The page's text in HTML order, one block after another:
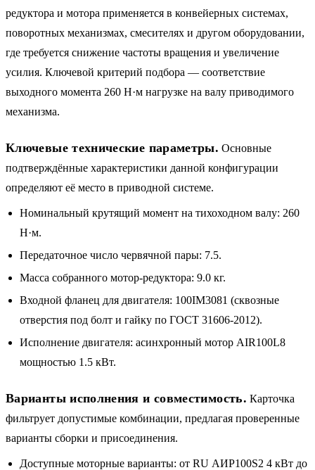
редуктора и мотора применяется в конвейерных системах,
поворотных механизмах, смесителях и другом оборудовании,
где требуется снижение частоты вращения и увеличение
усилия. Ключевой критерий подбора — соответствие
выходного момента 260 Н·м нагрузке на валу приводимого
механизма.
Ключевые технические параметры. Основные
подтверждённые характеристики данной конфигурации
определяют её место в приводной системе.
Номинальный крутящий момент на тихоходном валу: 260
Н·м.
Передаточное число червячной пары: 7.5.
Масса собранного мотор-редуктора: 9.0 кг.
Входной фланец для двигателя: 100IM3081 (сквозные
отверстия под болт и гайку по ГОСТ 31606-2012).
Исполнение двигателя: асинхронный мотор AIR100L8
мощностью 1.5 кВт.
Варианты исполнения и совместимость. Карточка
фильтрует допустимые комбинации, предлагая проверенные
варианты сборки и присоединения.
Доступные моторные варианты: от RU АИР100S2 4 кВт до